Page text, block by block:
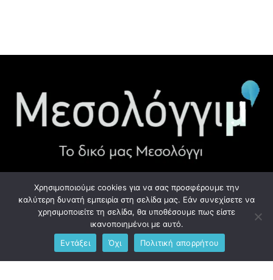
ΧΡΉΣΙΜΑ LINK
Προσωπικά Δεδομένα - GDPR
Ανδρέου Λόντου 1, Μεσολόγγι 302 00
Χρησιμοποιούμε cookies για να σας προσφέρουμε την
καλύτερη δυνατή εμπειρία στη σελίδα μας. Εάν συνεχίσετε να
χρησιμοποιείτε τη σελίδα, θα υποθέσουμε πως είστε
ικανοποιημένοι με αυτό.
Εντάξει
Όχι Πολιτική απορρήτου